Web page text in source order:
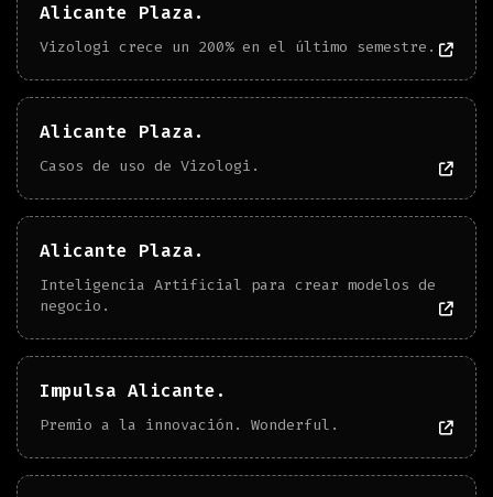
Alicante Plaza.
Vizologi crece un 200% en el último semestre.
Alicante Plaza.
Casos de uso de Vizologi.
Alicante Plaza.
Inteligencia Artificial para crear modelos de
negocio.
Impulsa Alicante.
Premio a la innovación. Wonderful.